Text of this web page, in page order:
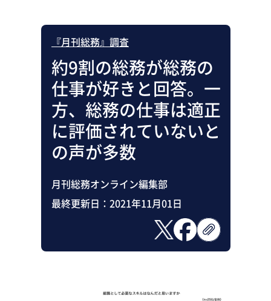
『月刊総務』調査
約9割の総務が総務の
仕事が好きと回答。一
方、総務の仕事は適正
に評価されていないと
の声が多数
月刊総務オンライン編集部
最終更新日： 2021年11月01日